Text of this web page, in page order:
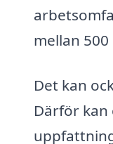
mellan
Det kan
Därför